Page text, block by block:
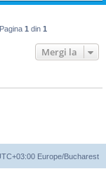
1 din 1
Mergi la
Europe/Bucharest